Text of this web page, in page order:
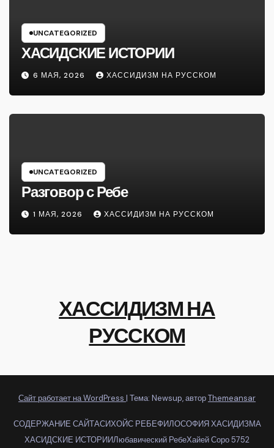
UNCATEGORIZED
ХАСИДСКИЕ ИСТОРИИ
6 МАЯ, 2026 ХАССИДИЗМ НА РУССКОМ
UNCATEGORIZED
Разговор с Ребе
1 МАЯ, 2026 ХАССИДИЗМ НА РУССКОМ
ХАССИДИЗМ НА
РУССКОМ
Сайт работает на WordPress | Тема: Newsup, авторThemeansar
СОДЕРЖАНИЕ САЙТАСИХОЙС РЕБЕФИЛОСОФИЯ ХАСИДИЗМА
ХАСИДСКИЕ ИСТОРИИЛюбавический РебеХайей Соро 5752